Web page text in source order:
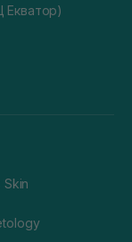
Екватор)
Skin